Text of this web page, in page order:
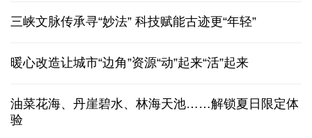
三峡文脉传承寻“妙法” 科技赋能古迹更“年轻”
暖心改造让城市“边角”资源“动”起来“活”起来
油菜花海、丹崖碧水、林海天池……解锁夏日限定体
验